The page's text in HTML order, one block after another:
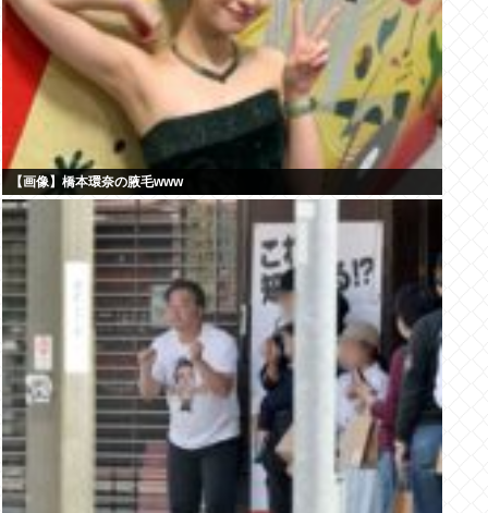
【画像】橋本環奈の腋毛www